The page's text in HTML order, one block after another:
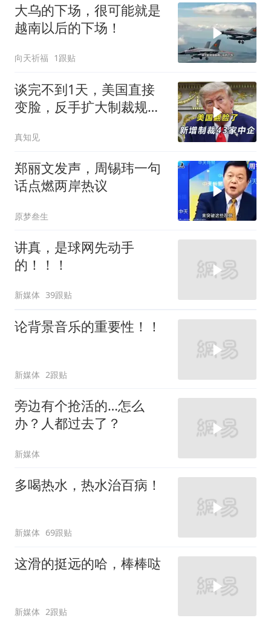
大乌的下场，很可能就是
越南以后的下场！
向天祈福 1跟贴
谈完不到1天，美国直接
变脸，反手扩大制裁规
真知见
郑丽文发声，周锡玮一句
话点燃两岸热议
原梦叁生
讲真，是球网先动手
的！！！
新媒体 39跟贴
论背景音乐的重要性！！
新媒体 2跟贴
旁边有个抢活的…怎么
办？人都过去了？
新媒体
多喝热水，热水治百病！
新媒体 69跟贴
这滑的挺远的哈，棒棒哒
新媒体 2跟贴